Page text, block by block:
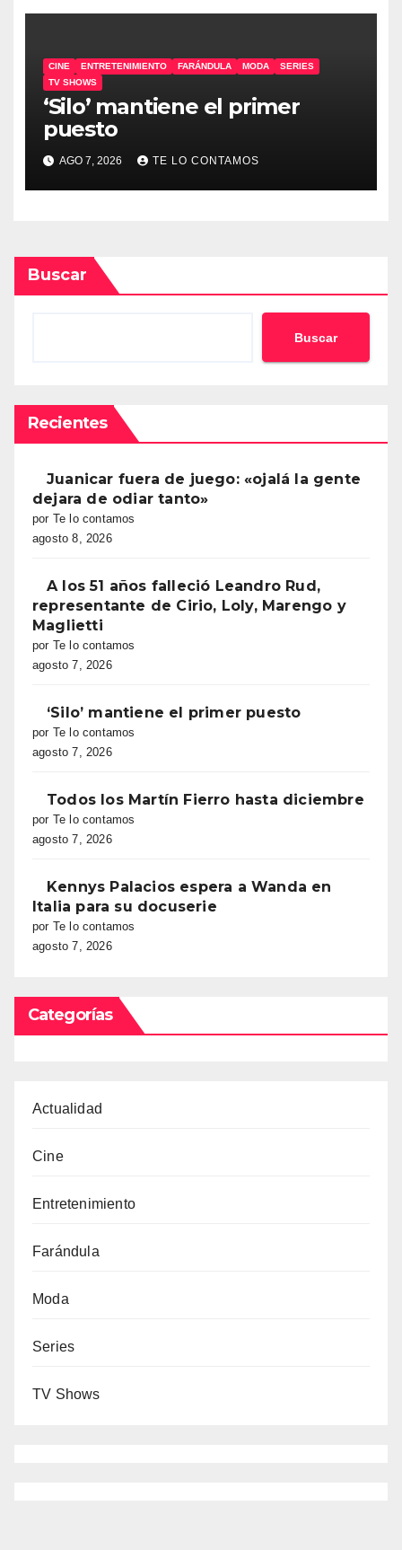
CINE ENTRETENIMIENTO FARÁNDULA MODA
SERIES
TV SHOWS
‘Silo’ mantiene el primer
puesto
AGO 7, 2026 TE LO CONTAMOS
Buscar
Buscar
Recientes
Juanicar fuera de juego: «ojalá la gente
dejara de odiar tanto»
por Te lo contamos
agosto 8, 2026
A los 51 años falleció Leandro Rud,
representante de Cirio, Loly, Marengo y
Maglietti
por Te lo contamos
agosto 7, 2026
‘Silo’ mantiene el primer puesto
por Te lo contamos
agosto 7, 2026
Todos los Martín Fierro hasta diciembre
por Te lo contamos
agosto 7, 2026
Kennys Palacios espera a Wanda en
Italia para su docuserie
por Te lo contamos
agosto 7, 2026
Categorías
Actualidad
Cine
Entretenimiento
Farándula
Moda
Series
TV Shows